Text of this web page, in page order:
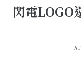
閃電LOGO